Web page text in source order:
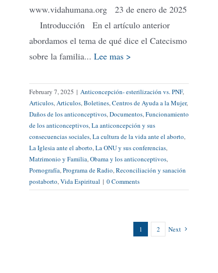
www.vidahumana.org 23 de enero de 2025
Introducción En el artículo anterior
abordamos el tema de qué dice el Catecismo
sobre la familia... Lee mas >
February 7, 2025 | Anticoncepción- esterilización vs. PNF,
Articulos, Articulos, Boletines, Centros de Ayuda a la Mujer,
Daños de los anticonceptivos, Documentos, Funcionamiento
de los anticonceptivos, La anticoncepción y sus
consecuencias sociales, La cultura de la vida ante el aborto,
La Iglesia ante el aborto, La ONU y sus conferencias,
Matrimonio y Familia, Obama y los anticonceptivos,
Pornografía, Programa de Radio, Reconciliación y sanación
postaborto, Vida Espiritual | 0 Comments
1 2 Next